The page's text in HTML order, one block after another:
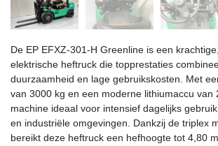
De EP EFXZ-301-H Greenline is een
elektrische heftruck die topprestaties
duurzaamheid en lage gebruikskosten. Met
van 3000 kg en een moderne lithiumaccu van
machine ideaal voor intensief dagelijks
en industriële omgevingen. Dankzij de triplex
bereikt deze heftruck een hefhoogte tot 4,80